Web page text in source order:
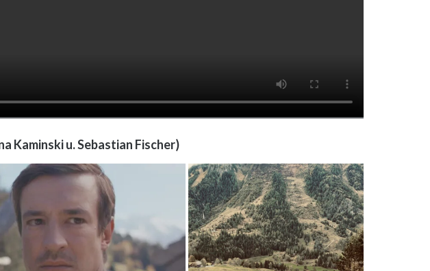
Kaminski u. Sebastian Fischer)